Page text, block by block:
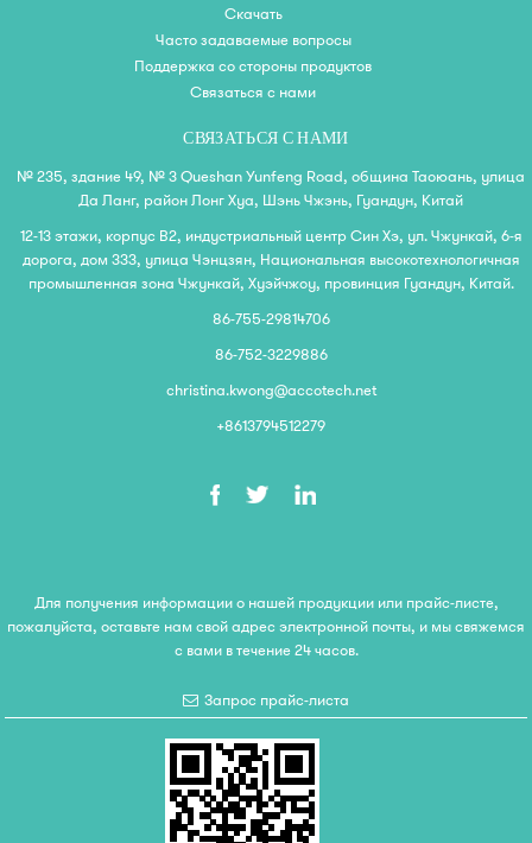
Скачать
Часто задаваемые вопросы
Поддержка со стороны продуктов
Связаться с нами
СВЯЗАТЬСЯ С НАМИ
№ 235, здание 49, № 3 Queshan Yunfeng Road, община Таоюань, улица
Да Ланг, район Лонг Хуа, Шэнь Чжэнь, Гуандун, Китай
12-13 этажи, корпус B2, индустриальный центр Син Хэ, ул. Чжункай, 6-я
дорога, дом 333, улица Чэнцзян, Национальная высокотехнологичная
промышленная зона Чжункай, Хуэйчжоу, провинция Гуандун, Китай.
86-755-29814706
86-752-3229886
christina.kwong@accotech.net
+8613794512279
Для получения информации о нашей продукции или прайс-листе,
пожалуйста, оставьте нам свой адрес электронной почты, и мы свяжемся
с вами в течение 24 часов.
Запрос прайс-листа